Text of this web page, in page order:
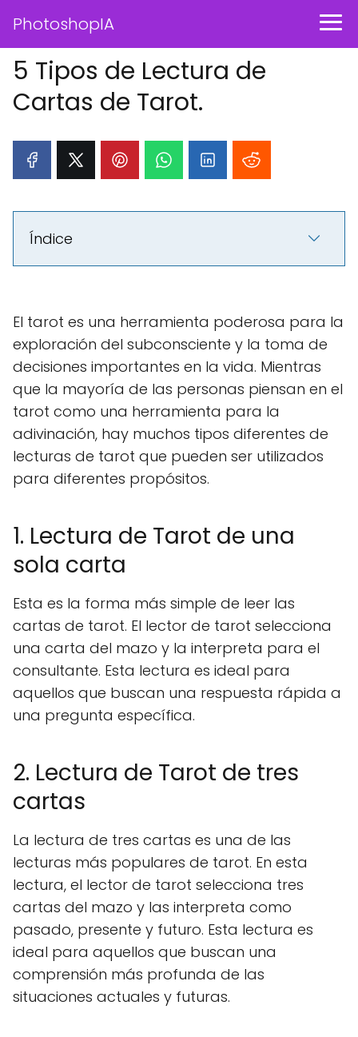
PhotoshopIA
5 Tipos de Lectura de
Cartas de Tarot.
Índice
El tarot es una herramienta poderosa para la
exploración del subconsciente y la toma de
decisiones importantes en la vida. Mientras
que la mayoría de las personas piensan en el
tarot como una herramienta para la
adivinación, hay muchos tipos diferentes de
lecturas de tarot que pueden ser utilizados
para diferentes propósitos.
1. Lectura de Tarot de una
sola carta
Esta es la forma más simple de leer las
cartas de tarot. El lector de tarot selecciona
una carta del mazo y la interpreta para el
consultante. Esta lectura es ideal para
aquellos que buscan una respuesta rápida a
una pregunta específica.
2. Lectura de Tarot de tres
cartas
La lectura de tres cartas es una de las
lecturas más populares de tarot. En esta
lectura, el lector de tarot selecciona tres
cartas del mazo y las interpreta como
pasado, presente y futuro. Esta lectura es
ideal para aquellos que buscan una
comprensión más profunda de las
situaciones actuales y futuras.